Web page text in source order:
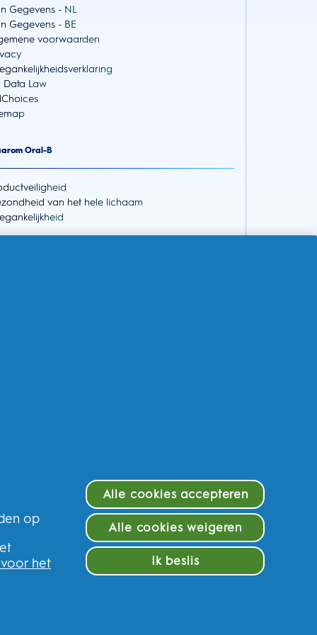
Gegevens - NL
Gegevens - BE
voorwaarden
Data Law
Oral-B
van het hele lichaam
en krijg 10% op uw eerste
op
het
Alle cookies accepteren
Alle cookies weigeren
Ik beslis